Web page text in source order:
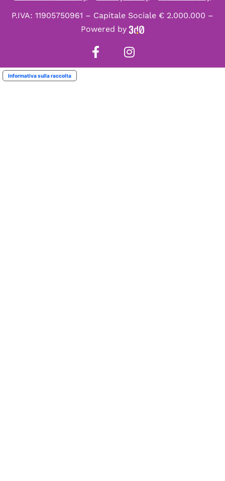
P.IVA: 11905750961 – Capitale Sociale € 2.000.000 –
Powered by
Informativa sulla raccolta